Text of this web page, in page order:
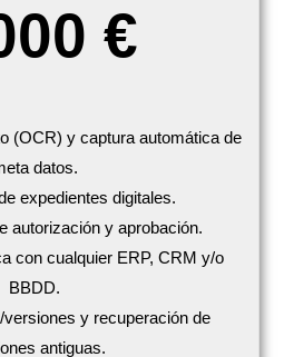
€
(OCR) y captura automática de
datos.
expedientes digitales.
autorización y aprobación.
con cualquier ERP, CRM y/o
BBDD.
y recuperación de
antiguas.